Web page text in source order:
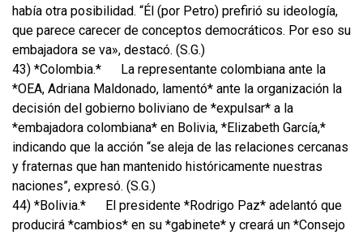
había otra posibilidad. “Él (por Petro) prefirió su ideología,
que parece carecer de conceptos democráticos. Por eso su
embajadora se va», destacó. (S.G.)
43) *Colombia.*
La representante colombiana ante la
*OEA, Adriana Maldonado, lamentó* ante la organización la
decisión del gobierno boliviano de *expulsar* a la
*embajadora colombiana* en Bolivia, *Elizabeth García,*
indicando que la acción “se aleja de las relaciones cercanas
y fraternas que han mantenido históricamente nuestras
naciones”, expresó. (S.G.)
44) *Bolivia.*
El presidente *Rodrigo Paz* adelantó que
producirá *cambios* en su *gabinete* y creará un *Consejo